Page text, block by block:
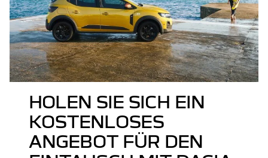
HOLEN SIE SICH EIN
KOSTENLOSES
ANGEBOT FÜR DEN